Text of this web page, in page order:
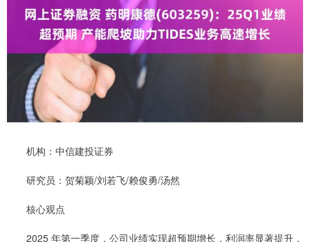
机构：中信建投证券
研究员：贺菊颖/刘若飞/赖俊勇/汤然
核心观点
2025 年第一季度，公司业绩实现超预期增长，利润率显著提升，